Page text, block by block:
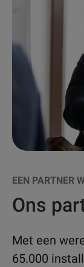
EEN PARTNER
Ons
Met een
65.000